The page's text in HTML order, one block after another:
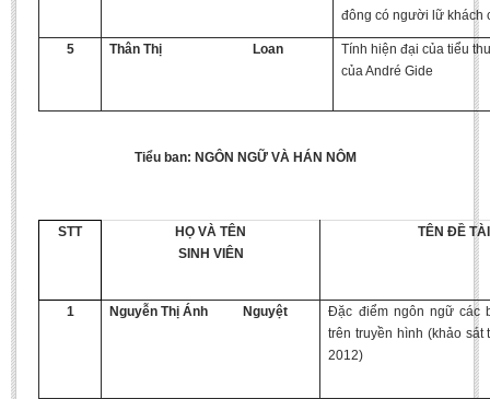
đông có người lữ khách
5 Thân Thị Loan
Tính hiện đại của tiểu
của André Gide
Tiểu ban: NGÔN NGỮ VÀ HÁN NÔM
STT
HỌ VÀ TÊN
SINH VIÊN
TÊN ĐỀ TÀI
1 Nguyễn Thị Ánh Nguyệt
Đặc điểm ngôn ngữ các
trên truyền hình (khảo sát
2012)